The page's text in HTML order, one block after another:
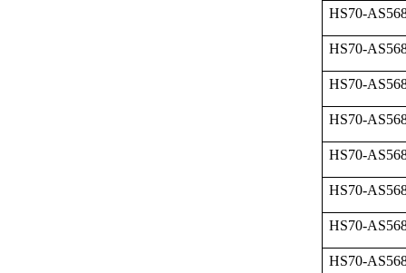
HS70-
HS70-
HS70-
HS70-
HS70-
HS70-
HS70-
HS70-